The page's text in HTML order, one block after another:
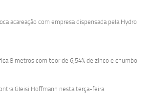
acareação com empresa dispensada pela Hydro
8 metros com teor de 6,54% de zinco e chumbo
Gleisi Hoffmann nesta terça-feira